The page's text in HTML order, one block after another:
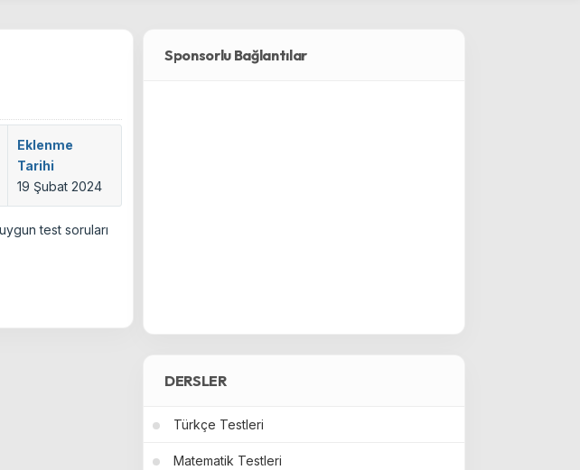
Eklenme
Tarihi
19 Şubat 2024
test soruları
Sponsorlu Bağlantılar
DERSLER
Türkçe Testleri
Matematik Testleri